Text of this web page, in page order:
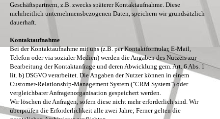
Geschäftspartnern, z.B. zwecks späterer Kontaktaufnahme. Diese
mehrheitlich unternehmensbezogenen Daten, speichern wir grundsätzlich
dauerhaft.
Kontaktaufnahme
Bei der Kontaktaufnahme mit uns (z.B. per Kontaktformular, E-Mail,
Telefon oder via sozialer Medien) werden die Angaben des Nutzers zur
Bearbeitung der Kontaktanfrage und deren Abwicklung gem. Art. 6 Abs. 1
lit. b) DSGVO verarbeitet. Die Angaben der Nutzer können in einem
Customer-Relationship-Management System ("CRM System") oder
vergleichbarer Anfragenorganisation gespeichert werden.
Wir löschen die Anfragen, sofern diese nicht mehr erforderlich sind. Wir
überprüfen die Erforderlichkeit alle zwei Jahre; Ferner gelten die